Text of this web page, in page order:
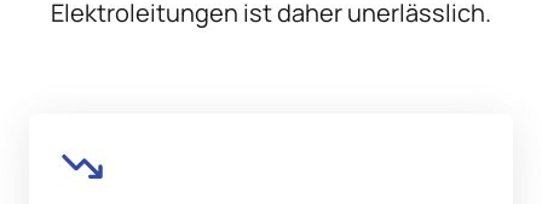
Elektroleitungen ist daher unerlässlich.